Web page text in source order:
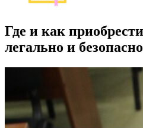
Где и как
легально и безопасно